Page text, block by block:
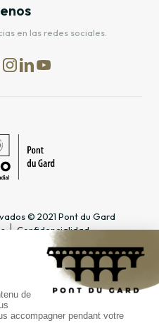
en las redes sociales.
© 2021 Pont du Gard
Confidencialidad
ESPACIOS DEDICADOS
Profesional del turismo &
Docente & Escolar